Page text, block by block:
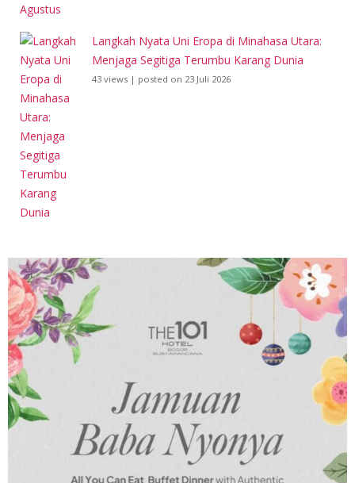
Langkah Nyata Uni Eropa di Minahasa Utara:
Menjaga Segitiga Terumbu Karang Dunia
43 views | posted on 23 Juli 2026